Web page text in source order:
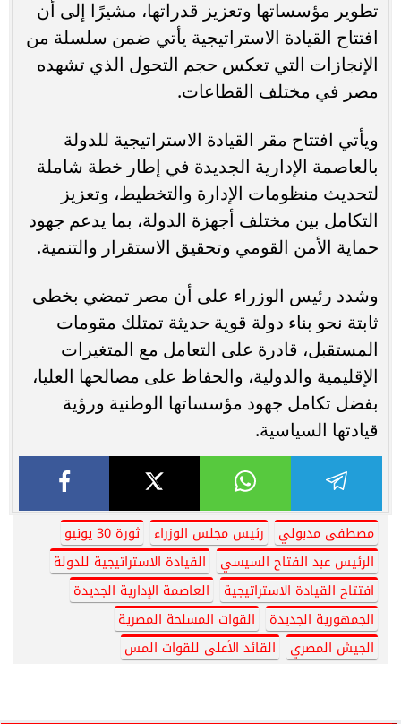
تطوير مؤسساتها وتعزيز قدراتها، مشيرًا إلى أن
افتتاح القيادة الاستراتيجية يأتي ضمن سلسلة من
الإنجازات التي تعكس حجم التحول الذي تشهده
مصر في مختلف القطاعات.
ويأتي افتتاح مقر القيادة الاستراتيجية للدولة
بالعاصمة الإدارية الجديدة في إطار خطة شاملة
لتحديث منظومات الإدارة والتخطيط، وتعزيز
التكامل بين مختلف أجهزة الدولة، بما يدعم جهود
حماية الأمن القومي وتحقيق الاستقرار والتنمية.
وشدد رئيس الوزراء على أن مصر تمضي بخطى
ثابتة نحو بناء دولة قوية حديثة تمتلك مقومات
المستقبل، قادرة على التعامل مع المتغيرات
الإقليمية والدولية، والحفاظ على مصالحها العليا،
بفضل تكامل جهود مؤسساتها الوطنية ورؤية
قيادتها السياسية.
مصطفى مدبولي رئيس مجلس الوزراء
ثورة 30 يونيو
الرئيس عبد الفتاح السيسي
القيادة الاستراتيجية للدولة
افتتاح القيادة الاستراتيجية
العاصمة الإدارية الجديدة
الجمهورية الجديدة
القوات المسلحة المصرية
الجيش المصري
القائد الأعلى للقوات المس